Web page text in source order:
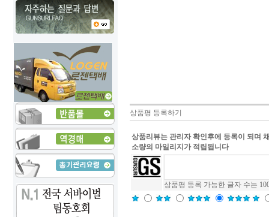
상품평 등록하기
상품리뷰는 관리자 확인후에 등록이 되며
소량의 마일리지가 적립됩니다
상품평 등록 가능한 글자 수는